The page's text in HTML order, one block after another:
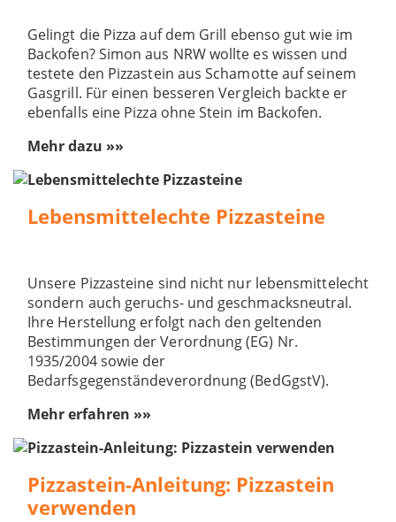
Gelingt die Pizza auf dem Grill ebenso gut wie im
Backofen? Simon aus NRW wollte es wissen und
testete den Pizzastein aus Schamotte auf seinem
Gasgrill. Für einen besseren Vergleich backte er
ebenfalls eine Pizza ohne Stein im Backofen.
Mehr dazu »»
Lebensmittelechte Pizzasteine
Unsere Pizzasteine sind nicht nur lebensmittelecht
sondern auch geruchs- und geschmacksneutral.
Ihre Herstellung erfolgt nach den geltenden
Bestimmungen der Verordnung (EG) Nr.
1935/2004 sowie der
Bedarfsgegenständeverordnung (BedGgstV).
Mehr erfahren »»
Pizzastein-Anleitung: Pizzastein
verwenden